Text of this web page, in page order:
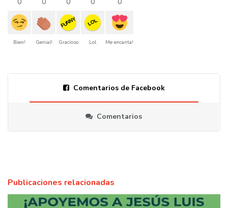
Bien! Genial!
FUNNY
Gracioso
LOL
Lol Me encanta!
Comentarios de Facebook
Comentarios
Publicaciones relacionadas